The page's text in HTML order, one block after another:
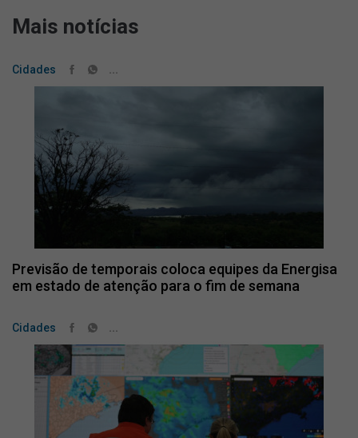
Mais notícias
Cidades ...
Previsão de temporais coloca equipes da Energisa
em estado de atenção para o fim de semana
Cidades ...